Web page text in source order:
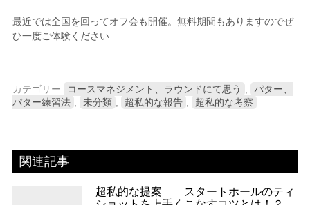
最近では全国を回ってオフ会も開催。無料期間もありますのでぜ
ひ一度ご体験ください
カテゴリー コースマネジメント、ラウンドにて思う ,
パター、
パター練習法 , 未分類 , 超私的な報告 , 超私的な考察
関連記事
超私的な提案 スタートホールのティ